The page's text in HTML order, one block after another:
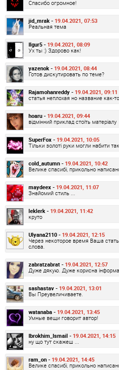
Спасибо огромное!
jid_mrak - 19.04.2021, 07:53
Реальная тема
Ilgur5 - 19.04.2021, 08:09
Ух ты :) Здорово как!
yazenok - 19.04.2021, 08:44
Готов дискутировать по теме?
Rajamohanreddy - 19.04.2021, 09:11
статья неплохая но название как-
hoaru - 19.04.2021, 09:44
відмінний приклад стоїть матеріалу
SuperFox - 19.04.2021, 10:05
Тільки золоті руки могли набити
cold_autumn - 19.04.2021, 10:42
Велике спасибі, прикольно
maydeex - 19.04.2021, 11:07
Знайомий стиль ...
leklerk - 19.04.2021, 11:42
круто
Ulyana2110 - 19.04.2021, 12:15
Через некоторое время Ваша
слова.
zabratzabrat - 19.04.2021, 12:57
Дуже дякую. Дуже корисна
sashastav - 19.04.2021, 13:01
Вы Преувеличиваете.
watanaba - 19.04.2021, 13:45
Умные вещи говорит автор!
Ibrokhim_Ismail - 19.04.2021, 14:15
ну що тут скажеш ...
ram_on - 19.04.2021, 14:45
Велике спасибі, прикольно